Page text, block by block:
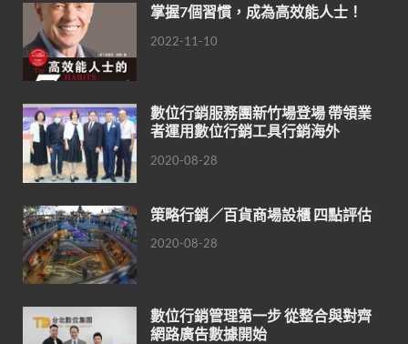
掌握7個習慣，成為高效能人士！
2022-11-10
數位行銷服務團新竹場登場 帶領業
者運用數位行銷工具行銷海外
2020-08-28
策略行銷／百貨商場設櫃 四點評估
2020-08-28
數位行銷管理第一步 從整合與對齊
網路廣告數據開始